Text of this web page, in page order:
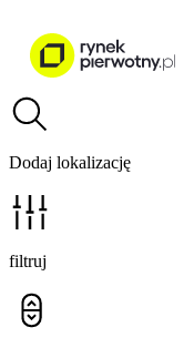
Dodaj lokalizację
filtruj